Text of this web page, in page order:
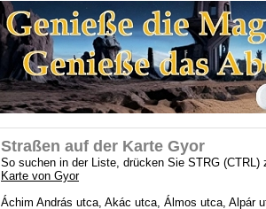
Straßen auf der Karte Gyor
So suchen in der Liste, drücken Sie STRG
Karte von Gyor
Áchim András utca, Akác utca, Álmos utca, Alpár